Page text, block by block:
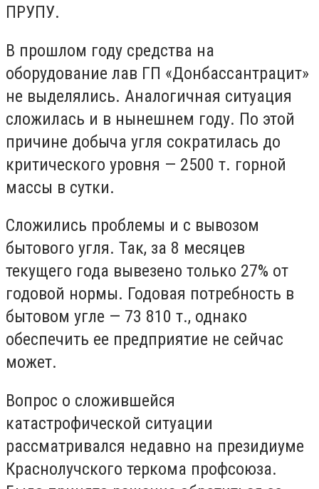
ПРУПУ.
В прошлом году средства на
оборудование лав ГП «Донбассантрацит»
не выделялись. Аналогичная ситуация
сложилась и в нынешнем году. По этой
причине добыча угля сократилась до
критического уровня — 2500 т. горной
массы в сутки.
Сложились проблемы и с вывозом
бытового угля. Так, за 8 месяцев
текущего года вывезено только 27% от
годовой нормы. Годовая потребность в
бытовом угле — 73 810 т., однако
обеспечить ее предприятие не сейчас
может.
Вопрос о сложившейся
катастрофической ситуации
рассматривался недавно на президиуме
Краснолучского теркома профсоюза.